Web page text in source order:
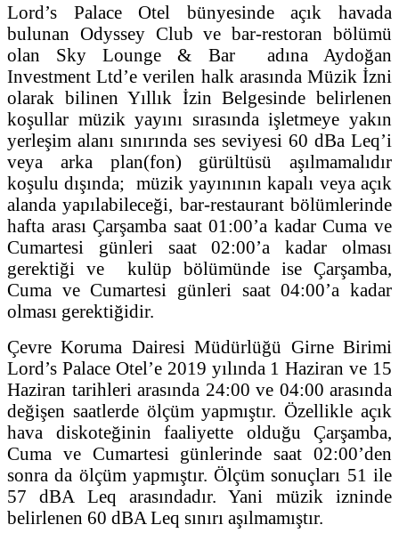
Lord’s Palace Otel bünyesinde açık havada
bulunan Odyssey Club ve bar-restoran bölümü
olan Sky Lounge & Bar adına Aydoğan
Investment Ltd’e verilen halk arasında Müzik İzni
olarak bilinen Yıllık İzin Belgesinde belirlenen
koşullar müzik yayını sırasında işletmeye yakın
yerleşim alanı sınırında ses seviyesi 60 dBa Leq’i
veya arka plan(fon) gürültüsü aşılmamalıdır
koşulu dışında; müzik yayınının kapalı veya açık
alanda yapılabileceği, bar-restaurant bölümlerinde
hafta arası Çarşamba saat 01:00’a kadar Cuma ve
Cumartesi günleri saat 02:00’a kadar olması
gerektiği ve kulüp bölümünde ise Çarşamba,
Cuma ve Cumartesi günleri saat 04:00’a kadar
olması gerektiğidir.
Çevre Koruma Dairesi Müdürlüğü Girne Birimi
Lord’s Palace Otel’e 2019 yılında 1 Haziran ve 15
Haziran tarihleri arasında 24:00 ve 04:00 arasında
değişen saatlerde ölçüm yapmıştır. Özellikle açık
hava diskoteğinin faaliyette olduğu Çarşamba,
Cuma ve Cumartesi günlerinde saat 02:00’den
sonra da ölçüm yapmıştır. Ölçüm sonuçları 51 ile
57 dBA Leq arasındadır. Yani müzik izninde
belirlenen 60 dBA Leq sınırı aşılmamıştır.